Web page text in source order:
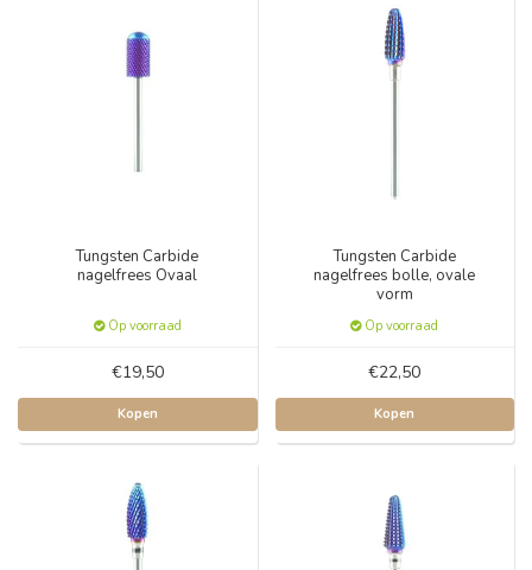
Tungsten Carbide
nagelfrees Ovaal
Op voorraad
€19,50
Kopen
Tungsten Carbide
nagelfrees bolle, ovale
vorm
Op voorraad
€22,50
Kopen